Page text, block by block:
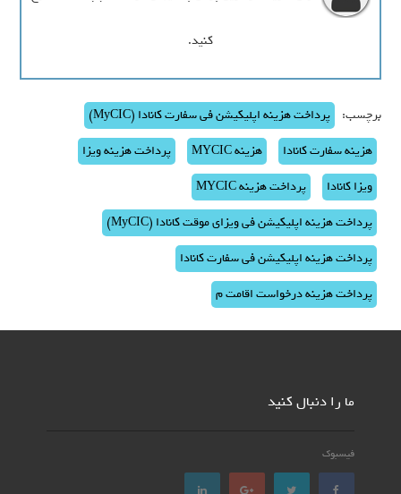
کنید.
برچسب:
پرداخت هزینه اپلیکیشن فی سفارت کانادا (MyCIC)
هزینه سفارت کانادا
هزینه MYCIC
پرداخت هزینه ویزا
ویزا کانادا
پرداخت هزینه MYCIC
پرداخت هزینه اپلیکیشن فی ویزای موقت کانادا (MyCIC)
پرداخت هزینه اپلیکیشن فی سفارت کانادا
پرداخت هزینه درخواست اقامت م
ما را دنبال کنید
فیسبوک